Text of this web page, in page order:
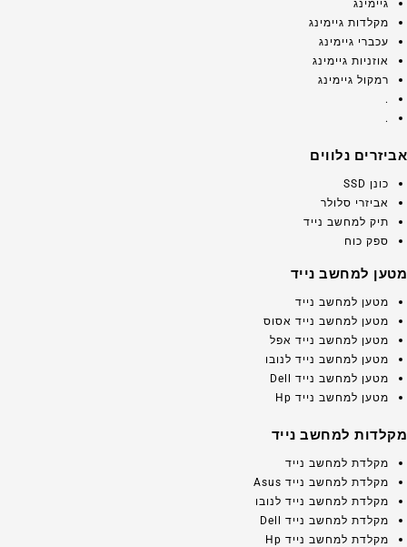
גיימינג
מקלדות גיימינג
עכברי גיימינג
אוזניות גיימינג
רמקול גיימינג
.
.
אביזרים נלווים
כונן SSD
אביזרי סלולר
תיק למחשב נייד
ספק כוח
מטען למחשב נייד
מטען למחשב נייד
מטען למחשב נייד אסוס
מטען למחשב נייד אפל
מטען למחשב נייד לנובו
מטען למחשב נייד Dell
מטען למחשב נייד Hp
מקלדות למחשב נייד
מקלדת למחשב נייד
מקלדת למחשב נייד Asus
מקלדת למחשב נייד לנובו
מקלדת למחשב נייד Dell
מקלדת למחשב נייד Hp